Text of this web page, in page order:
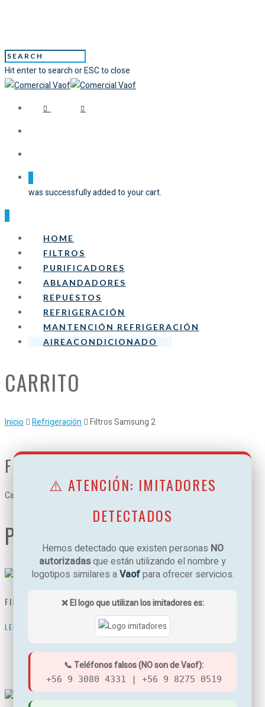
Hit enter to search or ESC to close
was successfully added to your cart.
HOME
FILTROS
PURIFICADORES
ABLANDADORES
REPUESTOS
REFRIGERACIÓN
MANTENCIÓN REFRIGERACIÓN
AIREACONDICIONADO
CARRITO
Inicio Refrigeración Filtros Samsung 2
FILTROS SAMSUNG 2
Categoría: Refrigeración
PRODUCTOS RELACIONADOS
FILTROS SAMSUNG 3
LEER MÁS
KENMOORE W10295370
$69.800
AÑADIR AL CARRITO QUICK
⚠️ ATENCIÓN: IMITADORES
DETECTADOS
Hemos detectado que existen personas NO
autorizadasque están utilizando el nombre y
logotipos similares aVaofpara ofrecer servicios.
❌ El logo que utilizan los imitadores es:
📞 Teléfonos falsos (NO son de Vaof):
+56 9 3080 4331 | +56 9 8275 0519